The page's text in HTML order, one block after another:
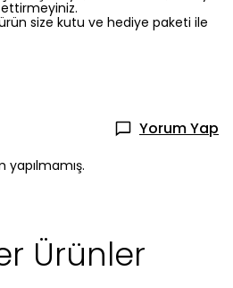
size kutu ve hediye paketi ile
Yorum Yap
Ürünler